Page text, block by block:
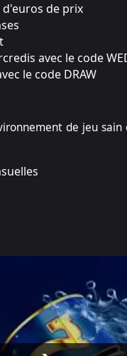
d'euros de prix
avec le code
le code DRAW
de jeu